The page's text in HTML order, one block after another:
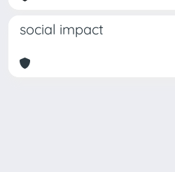
social impact